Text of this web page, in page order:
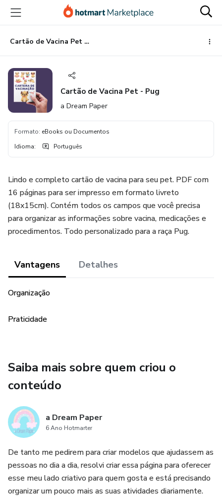
para
conteúdo
principal
para
pagamento
para
rodapé
Cartão de Vacina Pet - Pug
Cartão de Vacina Pet - Pug
a Dream Paper
Formato: eBooks ou Documentos
Idioma: Português
Lindo e completo cartão de vacina para seu pet. PDF com
16 páginas para ser impresso em formato livreto
(18x15cm). Contém todos os campos que você precisa
para organizar as informações sobre vacina, medicações e
procedimentos. Todo personalizado para a raça Pug.
Vantagens Detalhes
Organização
Praticidade
Saiba mais sobre quem criou o
conteúdo
a Dream Paper
6 Ano Hotmarter
De tanto me pedirem para criar modelos que ajudassem as
pessoas no dia a dia, resolvi criar essa página para oferecer
esse meu lado criativo para quem gosta e está precisando
organizar um pouco mais as suas atividades diariamente.